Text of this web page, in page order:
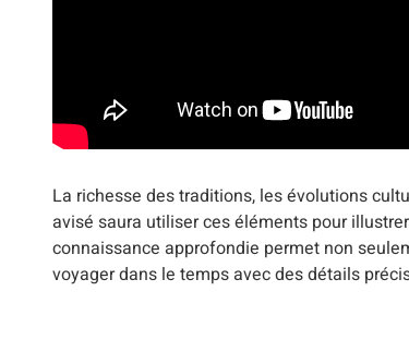
La richesse des traditions, les évolutions
avisé saura utiliser ces éléments pour
connaissance approfondie permet non
voyager dans le temps avec des détails